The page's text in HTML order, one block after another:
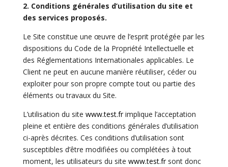
2. Conditions générales d’utilisation du site et
des services proposés.
Le Site constitue une œuvre de l’esprit protégée par les
dispositions du Code de la Propriété Intellectuelle et
des Réglementations Internationales applicables. Le
Client ne peut en aucune manière réutiliser, céder ou
exploiter pour son propre compte tout ou partie des
éléments ou travaux du Site.
L’utilisation du site www.test.fr implique l’acceptation
pleine et entière des conditions générales d’utilisation
ci-après décrites. Ces conditions d’utilisation sont
susceptibles d’être modifiées ou complétées à tout
moment, les utilisateurs du site www.test.frsont donc